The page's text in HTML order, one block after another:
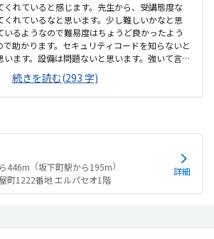
くれていると感じます。先生から、受講態度な
くれているなと思います。少し難しいかなと思
いるようなので難易度はちょうど良かったよう
助かります。セキュリティコードを知らないと
います。設備は問題ないと思います。強いて言え
ったらいいかなとは思います。購入しなければ
今のところ別途に必要なわけではないので、料
。やる気がある、本人がやりたくて来ている子
続きを読む(293 字)
446m （坂下町駅から195m）
町1222番地 エルパセオ1階
詳細